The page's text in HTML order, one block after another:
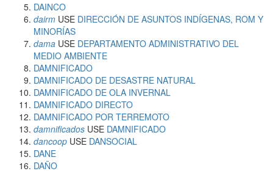
DAINCO
dairm USE DIRECCIÓN DE ASUNTOS INDÍGENAS, ROM Y
MINORÍAS
dama USE DEPARTAMENTO ADMINISTRATIVO DEL
MEDIO AMBIENTE
DAMNIFICADO
DAMNIFICADO DE DESASTRE NATURAL
DAMNIFICADO DE OLA INVERNAL
DAMNIFICADO DIRECTO
DAMNIFICADO POR TERREMOTO
damnificados USE DAMNIFICADO
dancoop USE DANSOCIAL
DANE
DAÑO